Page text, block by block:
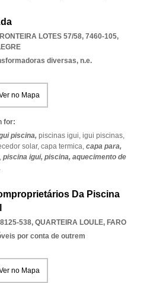
LOTES 57/58, 7460-105,
diversas, n.e.
no Mapa
for:
piscina, piscinas igui, igui piscinas,
solar, capa termica, capa para,
piscina igui, piscina, aquecimento de
Da Piscina
538, QUARTEIRA LOULE, FARO
por conta de outrem
no Mapa